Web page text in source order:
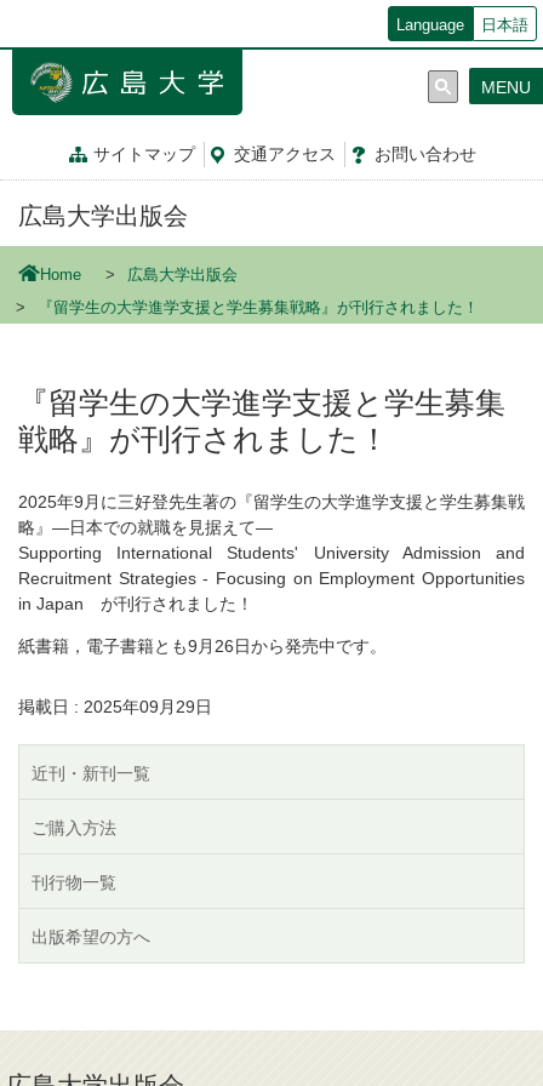
ン
Language 日本語
サイトマップ 交通アクセス お問い合わせ
MENU
広島大学出版会
Home
広島大学出版会
『留学生の大学進学支援と学生募集戦略』が刊行されました！
『留学生の大学進学支援と学生募集
戦略』が刊行されました！
2025年9月に三好登先生著の『留学生の大学進学支援と学生募集戦
略』―日本での就職を見据えて―
Supporting International Students' University Admission and
Recruitment Strategies - Focusing on Employment Opportunities
in Japan が刊行されました！
紙書籍，電子書籍とも9月26日から発売中です。
掲載日 : 2025年09月29日
近刊・新刊一覧
ご購入方法
刊行物一覧
出版希望の方へ